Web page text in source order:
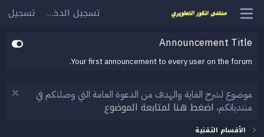
تسجيل الدخول تسجيل
Announcement Title
Your first announcement to every user on the forum.
موضوع لشرح الغاية والهدف من الدعوة العامة التي وصلتكم في
منتدياتكم، اضغط هنا لمتابعة الموضوع
الأقسام التقنية